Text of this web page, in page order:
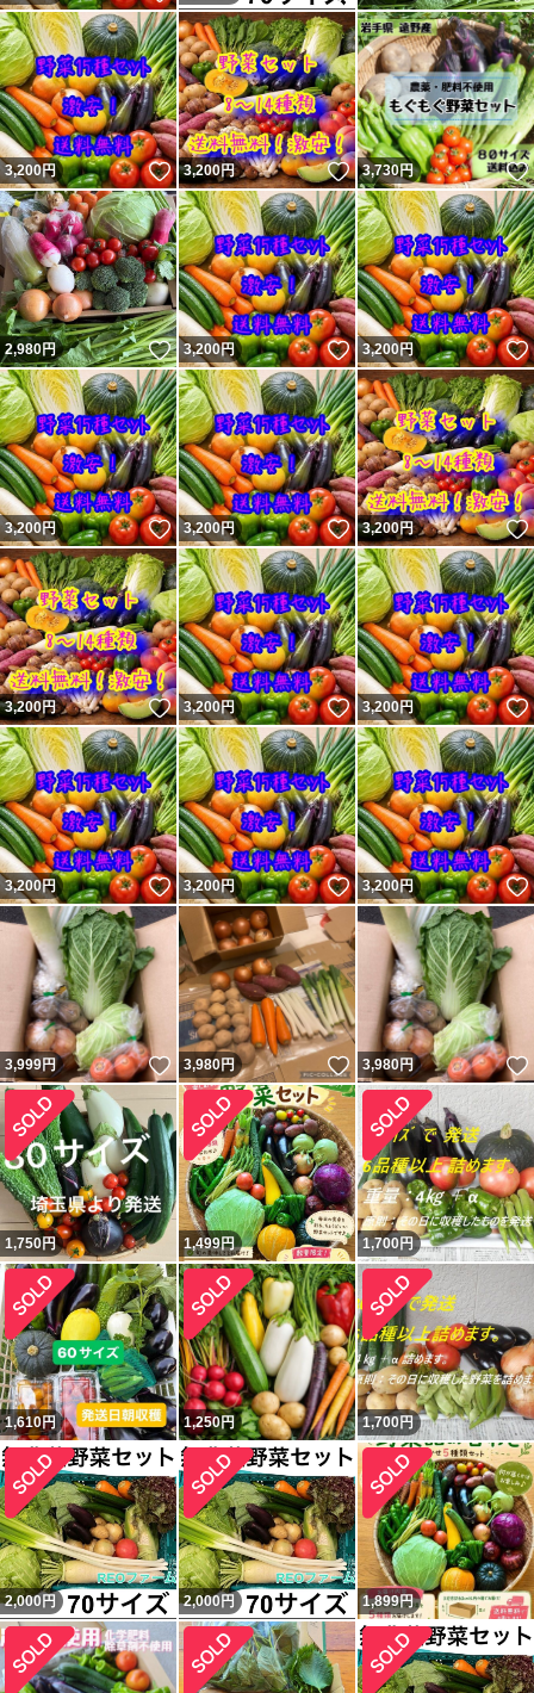
3,200円 いいね！
3,200円 いいね！
3,730円
2,980円 いいね！
3,200円 いいね！
3,200円
3,200円 いいね！
3,200円 いいね！
3,200円
3,200円 いいね！
3,200円 いいね！
3,200円
3,200円 いいね！
3,200円 いいね！
3,200円
3,999円 いいね！
3,980円 いいね！
3,980円
1,750円 1,499円 1,700円
1,610円 1,250円 1,700 円
2,000 円 2,000 円 1,899円